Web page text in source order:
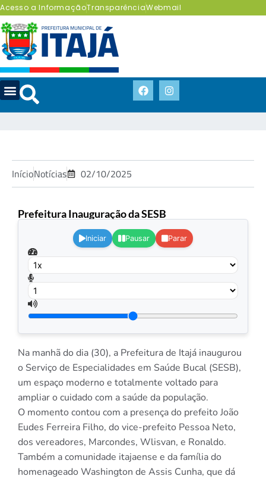
Acesso a InformaçãoTransparênciaWebmail
InícioNotícias 02/10/2025
Prefeitura Inauguração da SESB
Iniciar Pausar Parar
Na manhã do dia (30), a Prefeitura de Itajá inaugurou
o Serviço de Especialidades em Saúde Bucal (SESB),
um espaço moderno e totalmente voltado para
ampliar o cuidado com a saúde da população.
O momento contou com a presença do prefeito João
Eudes Ferreira Filho, do vice-prefeito Pessoa Neto,
dos vereadores, Marcondes, Wlisvan, e Ronaldo.
Também a comunidade itajaense e da família do
homenageado Washington de Assis Cunha, que dá